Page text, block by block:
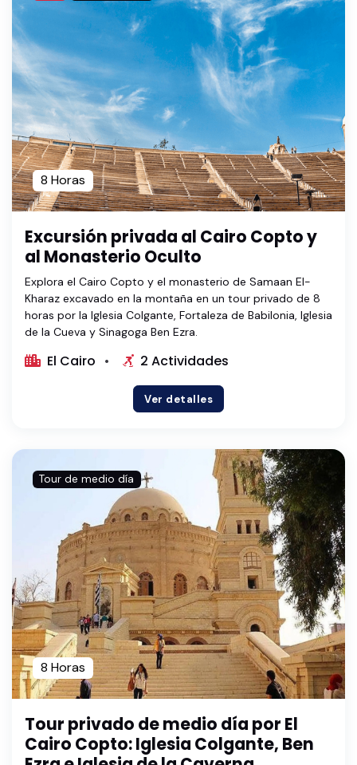
8 Horas
Excursión privada al Cairo Copto y
al Monasterio Oculto
Explora el Cairo Copto y el monasterio de Samaan El-
Kharaz excavado en la montaña en un tour privado de 8
horas por la Iglesia Colgante, Fortaleza de Babilonia, Iglesia
de la Cueva y Sinagoga Ben Ezra.
El Cairo 2 Actividades
Ver detalles
Tour de medio día
8 Horas
Tour privado de medio día por El
Cairo Copto: Iglesia Colgante, Ben